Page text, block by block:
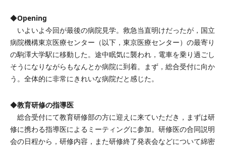
◆Opening
いよいよ今回が最後の病院見学。救急当直明けだったが，国立
病院機構東京医療センター（以下，東京医療センター）の最寄り
の駒澤大学駅に移動した。途中眠気に襲われ，電車を乗り過ごし
そうになりながらもなんとか病院に到着。まず，総合受付に向か
う。全体的に非常にきれいな病院だと感じた。
◆教育研修の指導医
総合受付にて教育研修部の方に迎えに来ていただき，まずは研
修に携わる指導医によるミーティングに参加。研修医の合同説明
会の日程から，研修内容，また研修終了発表会などについて綿密